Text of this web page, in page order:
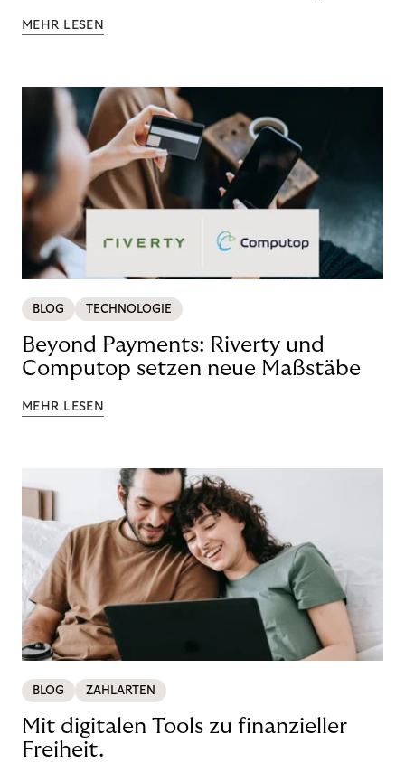
MEHR LESEN
BLOG TECHNOLOGIE
Beyond Payments: Riverty und
Computop setzen neue Maßstäbe
MEHR LESEN
BLOG ZAHLARTEN
Mit digitalen Tools zu finanzieller
Freiheit.